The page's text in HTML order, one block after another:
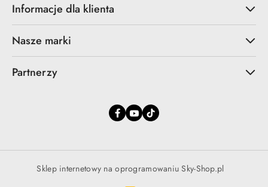
Informacje dla klienta
Nasze marki
Partnerzy
Sklep internetowy na oprogramowaniu Sky-Shop.pl